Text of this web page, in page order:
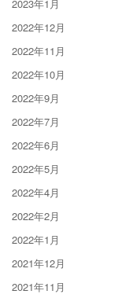
2023年1月
2022年12月
2022年11月
2022年10月
2022年9月
2022年7月
2022年6月
2022年5月
2022年4月
2022年2月
2022年1月
2021年12月
2021年11月